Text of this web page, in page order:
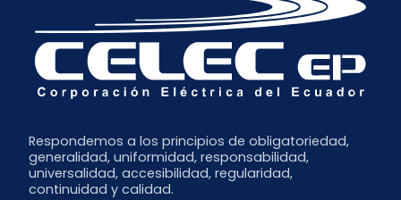
Respondemos a los principios de obligatoriedad,
generalidad, uniformidad, responsabilidad,
universalidad, accesibilidad, regularidad,
continuidad y calidad.